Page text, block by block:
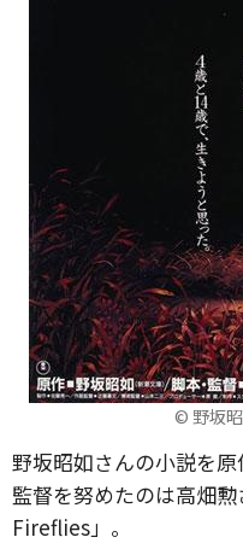
© 野坂
野坂昭如さんの小説を原
監督を努めたのは高畑
Fireflies」。